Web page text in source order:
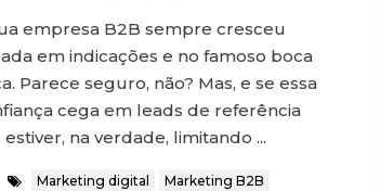
empresa B2B sempre cresceu
em indicações e no famoso boca
Parece seguro, não? Mas, e se essa
cega em leads de referência
estiver, na verdade, limitando ...
Marketing digital Marketing B2B